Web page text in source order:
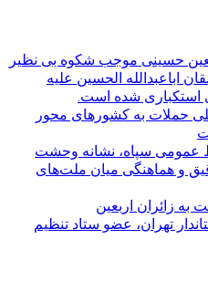
حسینی موجب شکوه بی نظیر
اباعبدالله الحسین علیه
استکباری شده است.
حملات به کشورهای محور
عمومی سپاه، نشانه‌ وحشت
و هماهنگی میان ملت‌های
تهران، عضو ستاد تنظیم